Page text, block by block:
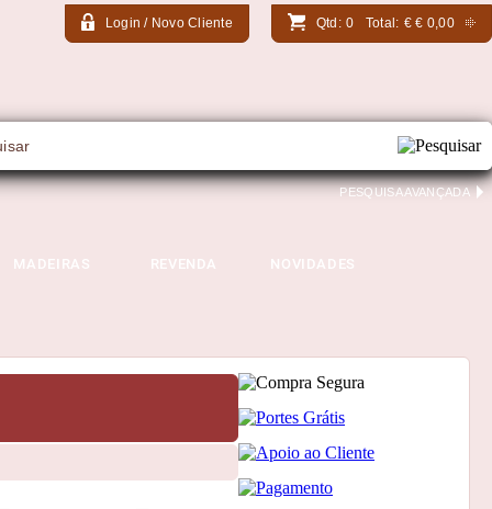
Login / Novo Cliente Qtd: 0 Total: €€ 0,00
PESQUISA AVANÇADA
MADEIRAS REVENDA NOVIDADES